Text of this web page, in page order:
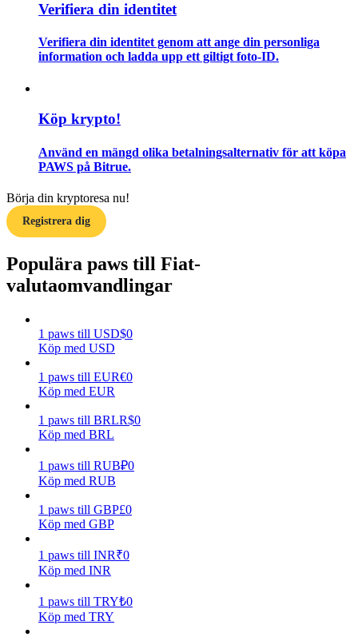
Handelsstrategier
Lär dig hur du håller dig lönsam
Power Piggy
Tjäna konkurrenskraftiga belöningar dagligen
Verifiera din identitet
Verifiera din identitet genom att ange din personliga
information och ladda upp ett giltigt foto-ID.
Köp krypto!
Använd en mängd olika betalningsalternativ för att köpa
PAWS på Bitrue.
Börja din kryptoresa nu!
Registrera dig
Populära paws till Fiat-
valutaomvandlingar
1 paws till USD$0
Köp med USD
1 paws till EUR€0
Köp med EUR
1 paws till BRLR$0
Köp med BRL
1 paws till RUB₽0
Köp med RUB
1 paws till GBP£0
Köp med GBP
1 paws till INR₹0
Köp med INR
1 paws till TRY₺0
Köp med TRY